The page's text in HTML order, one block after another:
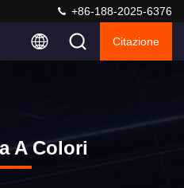
+86-188-2025-6376
Citazione
A Colori